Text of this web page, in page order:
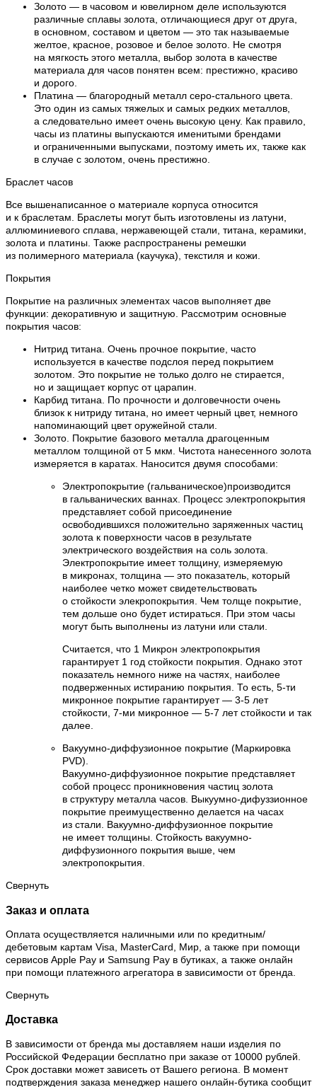
Золото — в часовом и ювелирном деле используются
различные сплавы золота, отличающиеся друг от друга,
в основном, составом и цветом — это так называемые
желтое, красное, розовое и белое золото. Не смотря
на мягкость этого металла, выбор золота в качестве
материала для часов понятен всем: престижно, красиво
и дорого.
Платина — благородный металл серо-стального цвета.
Это один из самых тяжелых и самых редких металлов,
а следовательно имеет очень высокую цену. Как правило,
часы из платины выпускаются именитыми брендами
и ограниченными выпусками, поэтому иметь их, также как
в случае с золотом, очень престижно.
Браслет часов
Все вышенаписанное о материале корпуса относится
и к браслетам. Браслеты могут быть изготовлены из латуни,
аллюминиевого сплава, нержавеющей стали, титана, керамики,
золота и платины. Также распространены ремешки
из полимерного материала (каучука), текстиля и кожи.
Покрытия
Покрытие на различных элементах часов выполняет две
функции: декоративную и защитную. Рассмотрим основные
покрытия часов:
Нитрид титана. Очень прочное покрытие, часто
используется в качестве подслоя перед покрытием
золотом. Это покрытие не только долго не стирается,
но и защищает корпус от царапин.
Карбид титана. По прочности и долговечности очень
близок к нитриду титана, но имеет черный цвет, немного
напоминающий цвет оружейной стали.
Золото. Покрытие базового металла драгоценным
металлом толщиной от 5 мкм. Чистота нанесенного золота
измеряется в каратах. Наносится двумя способами:
Электропокрытие (гальваническое)производится
в гальванических ваннах. Процесс электропокрытия
представляет собой присоединение
освободившихся положительно заряженных частиц
золота к поверхности часов в результате
электрического воздействия на соль золота.
Электропокрытие имеет толщину, измеряемую
в микронах, толщина — это показатель, который
наиболее четко может свидетельствовать
о стойкости элекропокрытия. Чем толще покрытие,
тем дольше оно будет истираться. При этом часы
могут быть выполнены из латуни или стали.
Считается, что 1 Микрон электропокрытия
гарантирует 1 год стойкости покрытия. Однако этот
показатель немного ниже на частях, наиболее
подверженных истиранию покрытия. То есть, 5-ти
микронное покрытие гарантирует — 3-5 лет
стойкости, 7-ми микронное — 5-7 лет стойкости и так
далее.
Вакуумно-диффузионное покрытие (Маркировка
PVD).
Вакуумно-диффузионное покрытие представляет
собой процесс проникновения частиц золота
в структуру металла часов. Выкуумно-дифуззионное
покрытие преимущественно делается на часах
из стали. Вакуумно-диффузионное покрытие
не имеет толщины. Стойкость вакуумно-
диффузионного покрытия выше, чем
электропокрытия.
Свернуть
Заказ и оплата
Оплата осуществляется наличными или по кредитным/
дебетовым картам Visa, MasterCard, Мир, а также при помощи
сервисов Apple Pay и Samsung Pay в бутиках, а также онлайн
при помощи платежного агрегатора в зависимости от бренда.
Свернуть
Доставка
В зависимости от бренда мы доставляем наши изделия по
Российской Федерации бесплатно при заказе от 10000 рублей.
Срок доставки может зависеть от Вашего региона. В момент
подтверждения заказа менеджер нашего онлайн-бутика сообщит